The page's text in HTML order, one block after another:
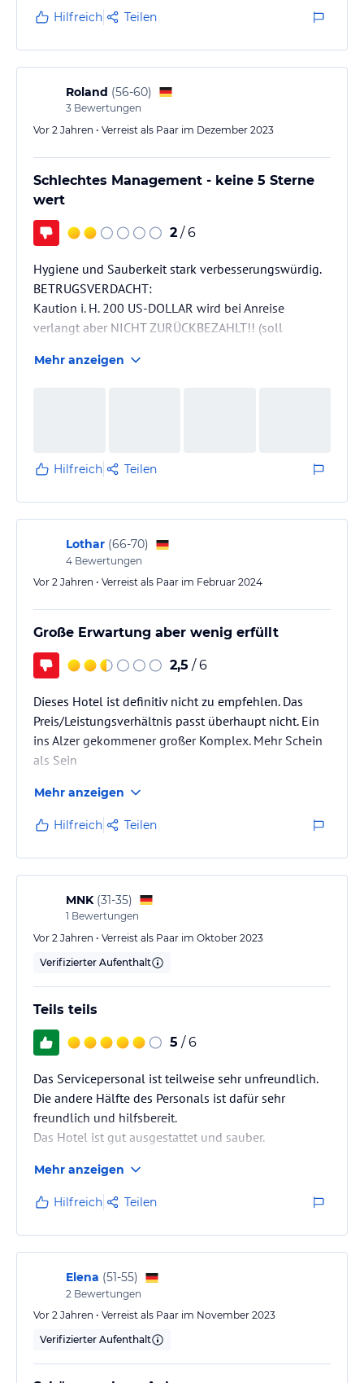
Hilfreich Teilen
Roland (56-60)
3 Bewertungen
Vor 2 Jahren • Verreist als Paar im Dezember 2023
Schlechtes Management - keine 5 Sterne
wert
2 / 6
Hygiene und Sauberkeit stark verbesserungswürdig.
BETRUGSVERDACHT:
Kaution i. H. 200 US-DOLLAR wird bei Anreise
verlangt aber NICHT ZURÜCKBEZAHLT!! (soll
werden, ist bis heute (18 Tage) nicht erstattet
Mehr anzeigen
Hilfreich Teilen
Lothar (66-70)
4 Bewertungen
Vor 2 Jahren • Verreist als Paar im Februar 2024
Große Erwartung aber wenig erfüllt
2,5 / 6
Dieses Hotel ist definitiv nicht zu empfehlen. Das
Preis/Leistungsverhältnis passt überhaupt nicht. Ein
ins Alzer gekommener großer Komplex. Mehr Schein
als Sein
Mehr anzeigen
Hilfreich Teilen
MNK (31-35)
1 Bewertungen
Vor 2 Jahren • Verreist als Paar im Oktober 2023
Verifizierter Aufenthalt
Teils teils
5 / 6
Das Servicepersonal ist teilweise sehr unfreundlich.
Die andere Hälfte des Personals ist dafür sehr
freundlich und hilfsbereit.
Das Hotel ist gut ausgestattet und sauber.
und daher nicht für Ruhe suchende Urlauber
geeignet.
Mehr anzeigen
Hilfreich Teilen
Elena (51-55)
2 Bewertungen
Vor 2 Jahren • Verreist als Paar im November 2023
Verifizierter Aufenthalt